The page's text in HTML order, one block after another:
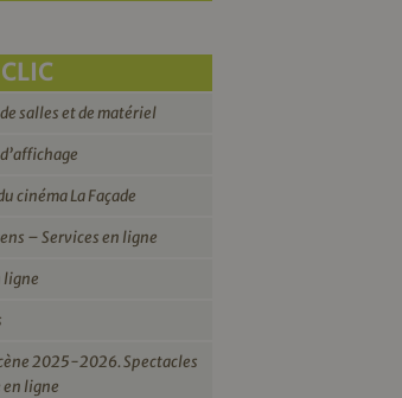
salles et de matériel
cinéma La Façade
– Services en ligne
ligne
2025-2026. Spectacles
ligne